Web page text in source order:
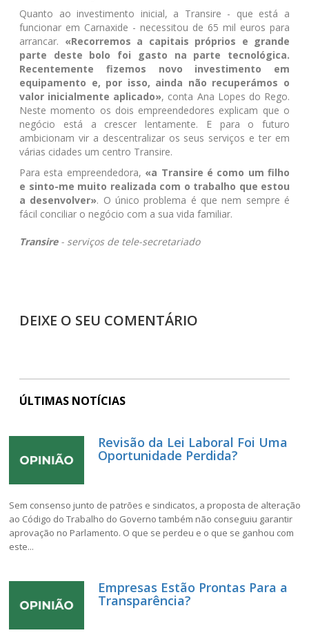
Quanto ao investimento inicial, a Transire - que está a
funcionar em Carnaxide - necessitou de 65 mil euros para
arrancar. «Recorremos a capitais próprios e grande
parte deste bolo foi gasto na parte tecnológica.
Recentemente fizemos novo investimento em
equipamento e, por isso, ainda não recuperámos o
valor inicialmente aplicado», conta Ana Lopes do Rego.
Neste momento os dois empreendedores explicam que o
negócio está a crescer lentamente. E para o futuro
ambicionam vir a descentralizar os seus serviços e ter em
várias cidades um centro Transire.
Para esta empreendedora, «a Transire é como um filho
e sinto-me muito realizada com o trabalho que estou
a desenvolver». O único problema é que nem sempre é
fácil conciliar o negócio com a sua vida familiar.
Transire- serviços de tele-secretariado
DEIXE O SEU COMENTÁRIO
ÚLTIMAS NOTÍCIAS
Revisão da Lei Laboral Foi Uma
Oportunidade Perdida?
Sem consenso junto de patrões e sindicatos, a proposta de alteração
ao Código do Trabalho do Governo também não conseguiu garantir
aprovação no Parlamento. O que se perdeu e o que se ganhou com
este...
Empresas Estão Prontas Para a
Transparência?